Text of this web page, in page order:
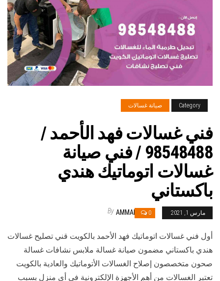
Category صيانة غسالات
فني غسالات فهد الأحمد /
98548488 / فني صيانة
غسالات اتوماتيك هندي
باكستاني
مارس 1, 2021 0
By AMMAR
أول فني غسالات اتوماتيك فهد الأحمد بالكويت قني تصليح غسالات
هندي باكستاني مضمون صيانة غسالة ملابس نشافات غسالة
صحون متخصصون إصلاح الغسالات الأتوماتيك والعادية بالكويت
تعتبر الغسالات من أهم الأجهزة الإلكترونية في أي منزل بسبب